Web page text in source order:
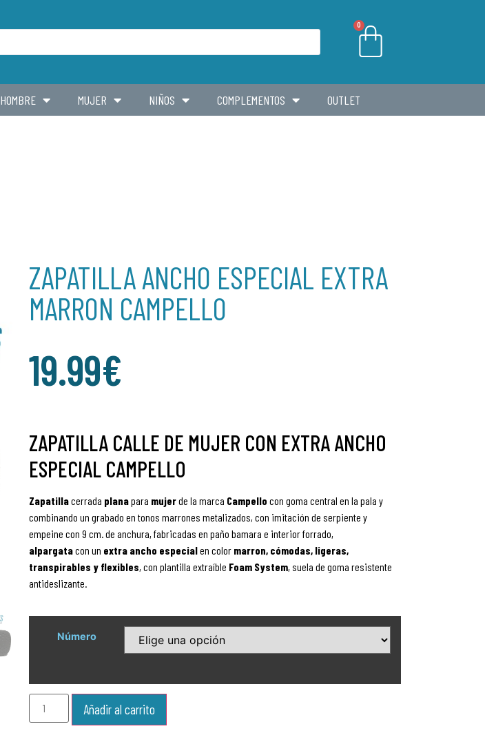
0
HOMBRE MUJER NIÑOS COMPLEMENTOS OUTLET
ZAPATILLA ANCHO ESPECIAL EXTRA
MARRON CAMPELLO
19.99€
ZAPATILLA CALLE DE MUJER CON EXTRA ANCHO
ESPECIAL CAMPELLO
Zapatillacerrada planapara mujerde la marca Campello con goma central en la pala y
combinando un grabado en tonos marrones metalizados, con imitación de serpiente y
empeine con 9 cm. de anchura, fabricadas en paño bamara e interior forrado,
alpargatacon un extra ancho especialen color marron, cómodas, ligeras,
transpirables y flexibles, con plantilla extraíble Foam System, suela de goma resistente
antideslizante.
Número
Añadir al carrito